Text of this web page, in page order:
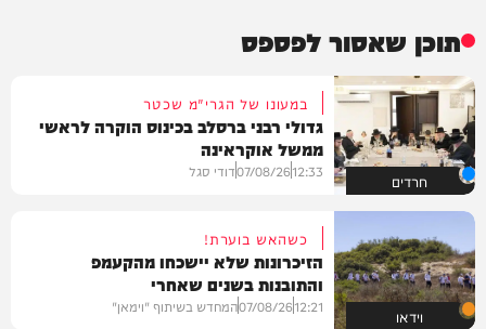
תוכן שאסור לפספס
חרדים
במעונו של הגרי"מ שכטר
גדולי רבני ברסלב בכינוס הוקרה לראשי
ממשל אוקראינה
12:33
07/08/26דודי סגל
וידאו
כשהאש בוערת!
הזיכרונות שלא יישכחו מהקעמפ
והתובנות בשנים שאחרי
12:21
07/08/26המחדש בשיתוף "וימאן"